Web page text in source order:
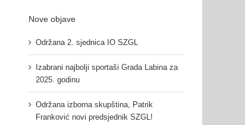
Nove objave
Održana 2. sjednica IO SZGL
Izabrani najbolji sportaši Grada Labina za
2025. godinu
Održana izborna skupština, Patrik
Franković novi predsjednik SZGL!